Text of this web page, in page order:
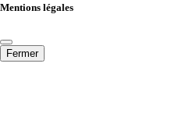
Mentions légales
Fermer